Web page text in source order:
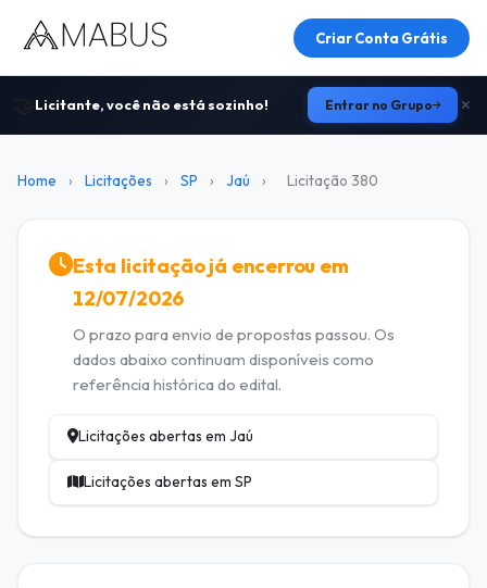
Criar Conta Grátis
Licitante, você não está sozinho! Entrar no Grupo
Home › Licitações › SP › Jaú › Licitação 380
Esta licitação já encerrou em
12/07/2026
O prazo para envio de propostas passou. Os
dados abaixo continuam disponíveis como
referência histórica do edital.
Licitações abertas em Jaú
Licitações abertas em SP